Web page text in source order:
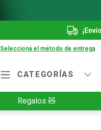
Seleccioná el método de entrega
CATEGORÍAS
Regalos 🧸 Términos